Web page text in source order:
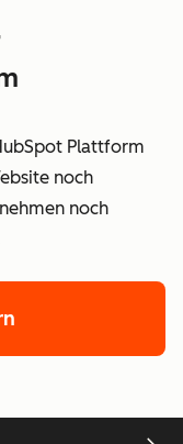
Plattform
noch
noch